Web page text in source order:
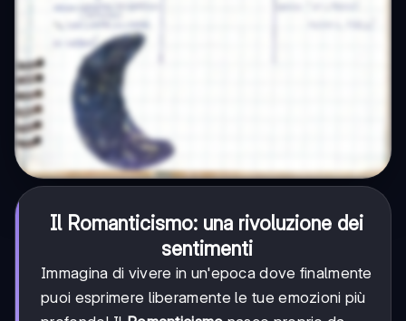
Il Romanticismo: una rivoluzione dei
sentimenti
Immagina di vivere in un'epoca dove finalmente
puoi esprimere liberamente le tue emozioni più